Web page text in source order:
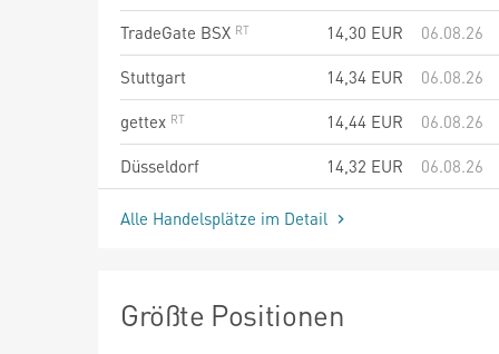
TradeGate BSX
14,30 EUR
06.08.26
Stuttgart
14,34 EUR
06.08.26
gettex
14,44 EUR
06.08.26
Düsseldorf
14,32 EUR 06.08.26
Alle Handelsplätze im Detail
Größte Positionen